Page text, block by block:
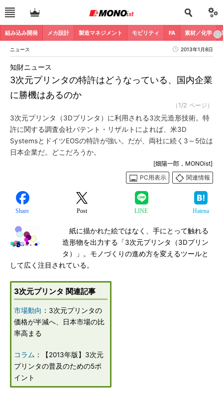
組み込み開発 メカ設計 製造マネジメント モビリティ FA 素材／化学
ニュース 2013年1月8日
3次元プリンタの特許はどうなっている、国内企業
に勝機はあるのか
知財ニュース
（1/2 ページ）
3次元プリンタ（3Dプリンタ）に利用される3次元造形技術。特
許に関する調査会社パテント・リザルトによれば、米3D
SystemsとドイツEOSの特許が強い。だが、両社に続く3～5位は
日本企業だ。どこだろうか。
[畑陽一郎，MONOist]
PC用表示
関連情報
Share Post LINE Hatena
紙に描かれた絵ではなく、手にとって触れる
造形物を出力する「3次元プリンタ（3Dプリン
タ）」。モノづくりの進め方を変えるツールと
して広く注目されている。
3次元プリンタ 関連記事
市場動向 ：3次元プリンタの
価格が半減へ、日本市場の比
率高まる
コラム ：【2013年版】3次元
プリンタの普及のための5ポ
イント